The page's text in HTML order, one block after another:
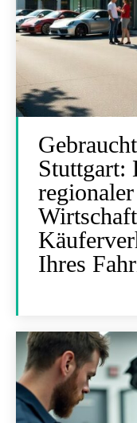
Stuttgart:
regionaler
Ihres